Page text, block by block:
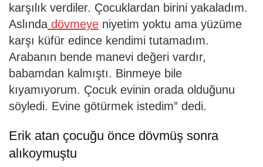
karşılık verdiler. Çocuklardan birini yakaladım.
Aslında dövmeye niyetim yoktu ama yüzüme
karşı küfür edince kendimi tutamadım.
Arabanın bende manevi değeri vardır,
babamdan kalmıştı. Binmeye bile
kıyamıyorum. Çocuk evinin orada olduğunu
söyledi. Evine götürmek istedim” dedi.
Erik atan çocuğu önce dövmüş sonra
alıkoymuştu